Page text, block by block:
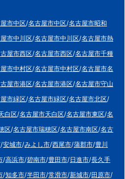
市中区/名古屋市中区/名古屋市昭和
市中川区/名古屋市中川区/名古屋市熱
屋市西区/名古屋市西区/名古屋市千種
市中村区/名古屋市中村区/名古屋市名
屋市港区/名古屋市港区/名古屋市守山
市緑区/名古屋市緑区/名古屋市北区/
白区/名古屋市天白区/名古屋市東区/名
区/名古屋市瑞穂区/名古屋市南区/名古
/安城市/みよし市/西尾市/蒲郡市/豊川
/高浜市/碧南市/豊田市/日進市/長久手
/知多市/半田市/常滑市/新城市/田原市/